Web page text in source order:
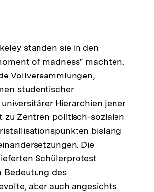
standen sie in den
of madness" machten.
Fußnote
Vollversammlungen,
studentischer
Hierarchien jener
zu Zentren politisch-sozialen
bislang
Die
Schülerprotest
Bedeutung des
aber auch angesichts